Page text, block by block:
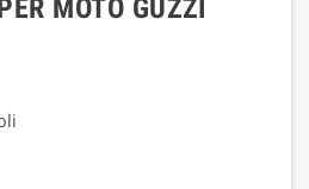
MOTO GUZZI